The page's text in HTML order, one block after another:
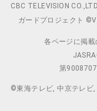
CBC TELEVISION
ガードプロジェクト
各ページに掲載
第
©東海テレビ, 中京テレビ,